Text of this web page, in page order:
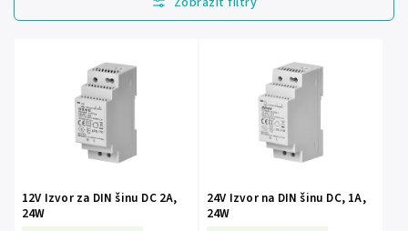
Najjeftinije
Abecedno
12V Izvor za DIN šinu DC 2A,
24W
24V Izvor na DIN šinu DC, 1A,
24W